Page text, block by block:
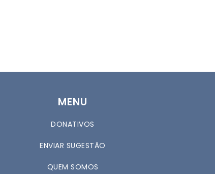
MENU
DONATIVOS
ENVIAR SUGESTÃO
QUEM SOMOS